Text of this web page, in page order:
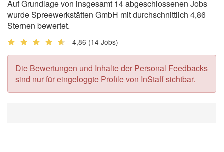
Auf Grundlage von insgesamt 14 abgeschlossenen Jobs
wurde Spreewerkstätten GmbH mit durchschnittlich 4,86
Sternen bewertet.
4,86 (14 Jobs)
Die Bewertungen und Inhalte der Personal Feedbacks
sind nur für eingeloggte Profile von InStaff sichtbar.